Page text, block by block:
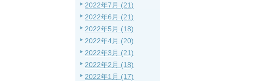
2022年7月 (21)
2022年6月 (21)
2022年5月 (18)
2022年4月 (20)
2022年3月 (21)
2022年2月 (18)
2022年1月 (17)